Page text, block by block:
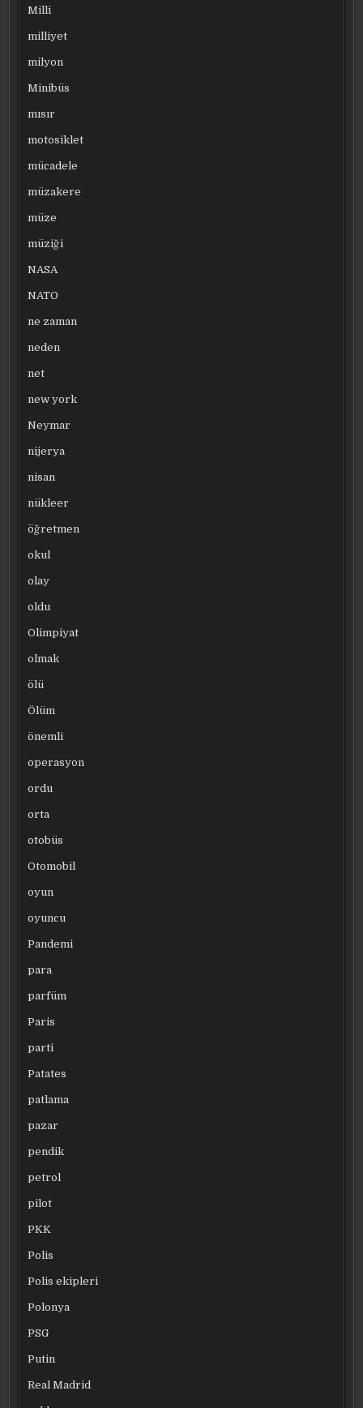
Milli
milliyet
milyon
Minibüs
mısır
motosiklet
mücadele
müzakere
müze
müziği
NASA
NATO
ne zaman
neden
net
new york
Neymar
nijerya
nisan
nükleer
öğretmen
okul
olay
oldu
Olimpiyat
olmak
ölü
Ölüm
önemli
operasyon
ordu
orta
otobüs
Otomobil
oyun
oyuncu
Pandemi
para
parfüm
Paris
parti
Patates
patlama
pazar
pendik
petrol
pilot
PKK
Polis
Polis ekipleri
Polonya
PSG
Putin
Real Madrid